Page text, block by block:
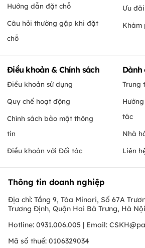
Hướng dẫn đặt chỗ
Câu hỏi thường gặp khi đặt
chỗ
Ưu
Khám
Điều khoản & Chính sách
Điều khoản sử dụng
Quy chế hoạt động
Chính sách bảo mật thông
tin
Điều khoản với Đối tác
Dành
Trung
tác
Nhà
Liên
Thông tin doanh nghiệp
Địa chỉ: Tầng 9, Tòa Minori, Số 67A
Trương Định, Quận Hai Bà Trưng, Hà Nội
Hotline: 0931.006.005 | Email:
Mã số thuế: 0106329034